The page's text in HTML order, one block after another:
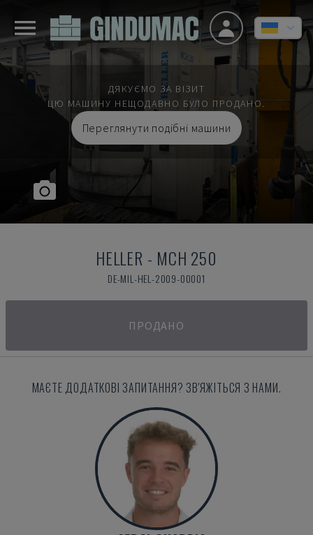
ДЯКУЄМО ЗА ВІЗИТ
ЦЮ МАШИНУ НЕЩОДАВНО БУЛО ПРОДАНО.
Переглянути подібні машини
HELLER - MCH 250
DE-MIL-HEL-2009-00001
ПРОДАНО
МАЄТЕ ДОДАТКОВІ ЗАПИТАННЯ? ЗВ'ЯЖІТЬСЯ З НАМИ.